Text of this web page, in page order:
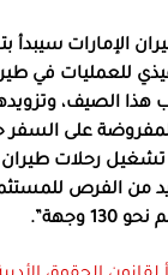
للعمليات في
هذا الصيف،
على السفر
تشغيل رحلات
من الفرص